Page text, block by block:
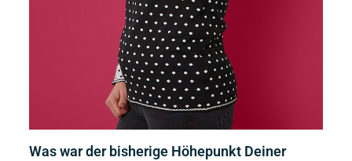
Was war der bisherige Höhepunkt Deiner